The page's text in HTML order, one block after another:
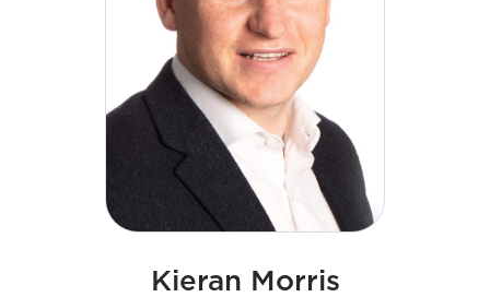
opèrent dans une culture de travail d'équipe et de
soutien aux priorités de l'entreprise.
Kieran Morris